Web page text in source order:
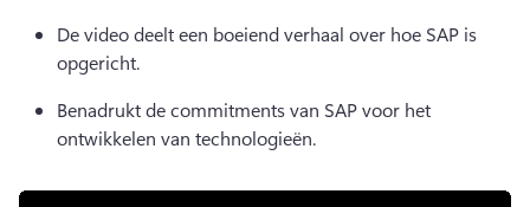
De video deelt een boeiend verhaal over hoe SAP is
opgericht.
Benadrukt de commitments van SAP voor het
ontwikkelen van technologieën.